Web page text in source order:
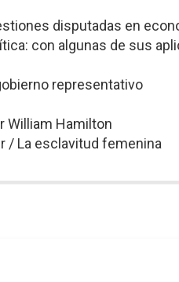
disputadas en
con algunas de sus
representativo
William Hamilton
/ La esclavitud femenina